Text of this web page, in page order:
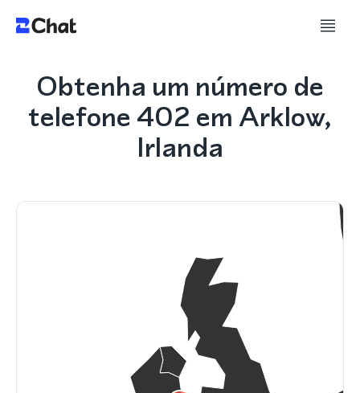
Obtenha um número de
telefone 402 em Arklow,
Irlanda